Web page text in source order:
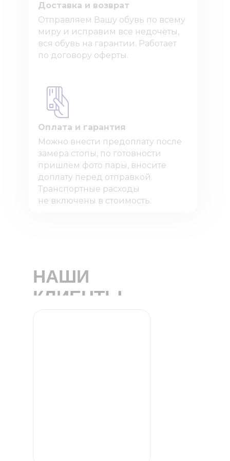
Доставка и возврат
Отправляем Вашу обувь по всему
миру и исправим все недочёты,
вся обувь на гарантии. Работает
по договору оферты.
Оплата и гарантия
Можно внести предоплату после
замера стопы, по готовности
пришлем фото пары, вносите
доплату перед отправкой.
Транспортные расходы
не включены в стоимость.
НАШИ
КЛИЕНТЫ